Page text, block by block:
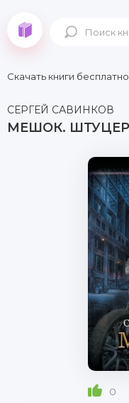
Скачать книги бесплатно
СЕРГЕЙ САВИНКОВ
МЕШОК. ШТУЦЕР
0